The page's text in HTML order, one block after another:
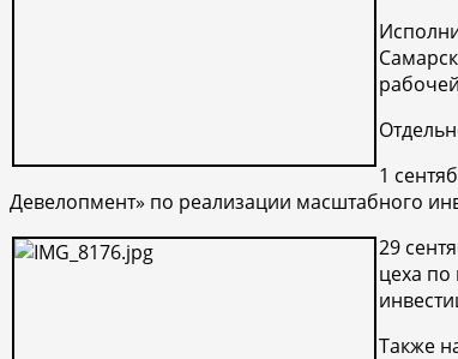
1
Девелопмент» по реализации масштабного
29
цеха по
Также